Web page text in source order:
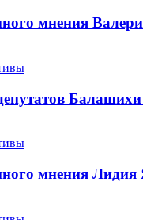
мнения
мнения